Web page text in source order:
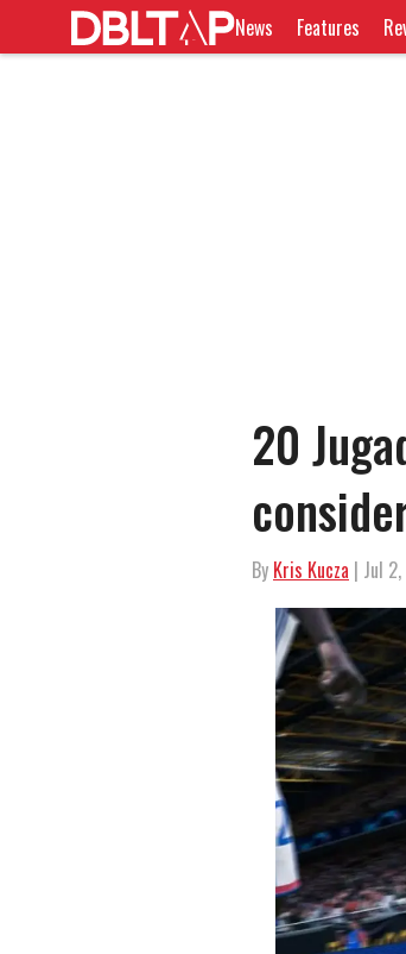
News Features
20
By Kris Kucza | Jul